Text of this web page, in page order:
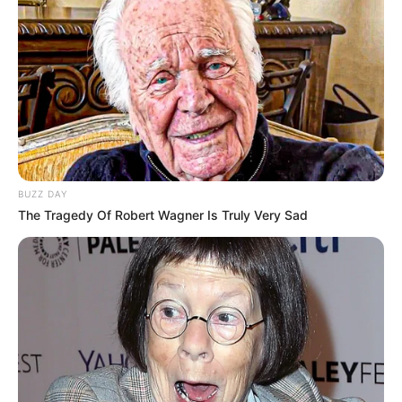
Serem! 9 Chat Ojek Online &
Pelanggan Ini Bikin Auto
Merinding
BUZZ DAY
The Tragedy Of Robert Wagner Is Truly Very Sad